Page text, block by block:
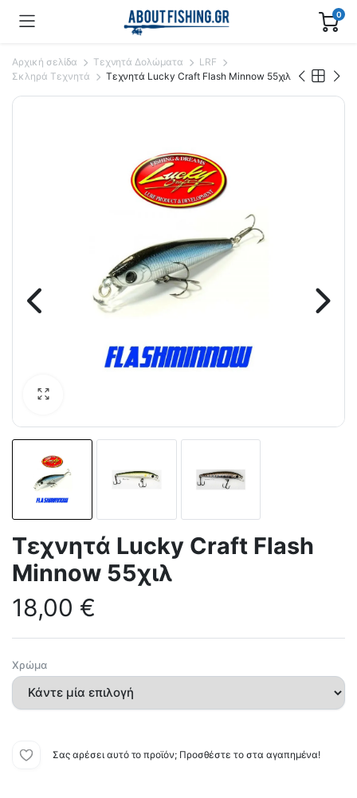
0
Αρχική σελίδα Τεχνητά Δολώματα
LRF
Σκληρά Τεχνητά
Τεχνητά Lucky Craft Flash Minnow 55χιλ
Τεχνητά Lucky Craft Flash
Minnow 55χιλ
18,00 €
Χρώμα
Σας αρέσει αυτό το προϊόν; Προσθέστε το στα αγαπημένα!